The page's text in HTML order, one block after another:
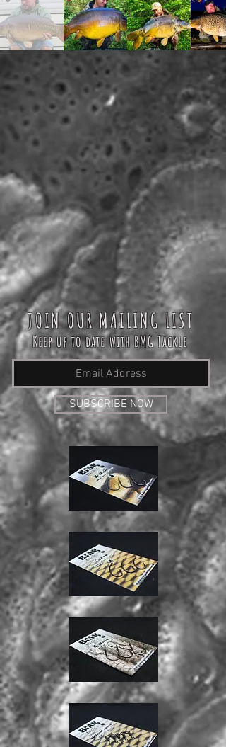
JOIN OUR MAILING LIST
Keep up to date with BMG Tackle
SUBSCRIBE NOW